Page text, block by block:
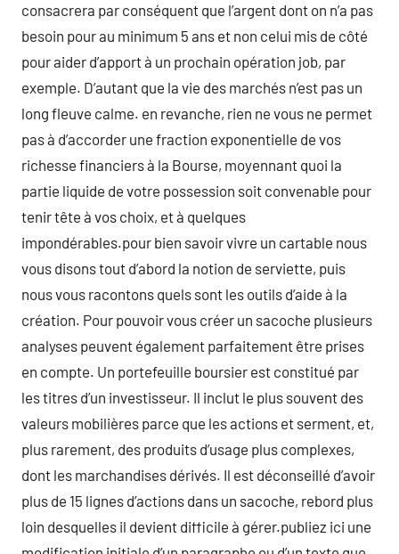
consacrera par conséquent que l’argent dont on n’a pas
besoin pour au minimum 5 ans et non celui mis de côté
pour aider d’apport à un prochain opération job, par
exemple. D’autant que la vie des marchés n’est pas un
long fleuve calme. en revanche, rien ne vous ne permet
pas à d’accorder une fraction exponentielle de vos
richesse financiers à la Bourse, moyennant quoi la
partie liquide de votre possession soit convenable pour
tenir tête à vos choix, et à quelques
impondérables.pour bien savoir vivre un cartable nous
vous disons tout d’abord la notion de serviette, puis
nous vous racontons quels sont les outils d’aide à la
création. Pour pouvoir vous créer un sacoche plusieurs
analyses peuvent également parfaitement être prises
en compte. Un portefeuille boursier est constitué par
les titres d’un investisseur. Il inclut le plus souvent des
valeurs mobilières parce que les actions et serment, et,
plus rarement, des produits d’usage plus complexes,
dont les marchandises dérivés. Il est déconseillé d’avoir
plus de 15 lignes d’actions dans un sacoche, rebord plus
loin desquelles il devient difficile à gérer.publiez ici une